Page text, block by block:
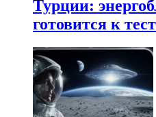
Турции:
готовится к